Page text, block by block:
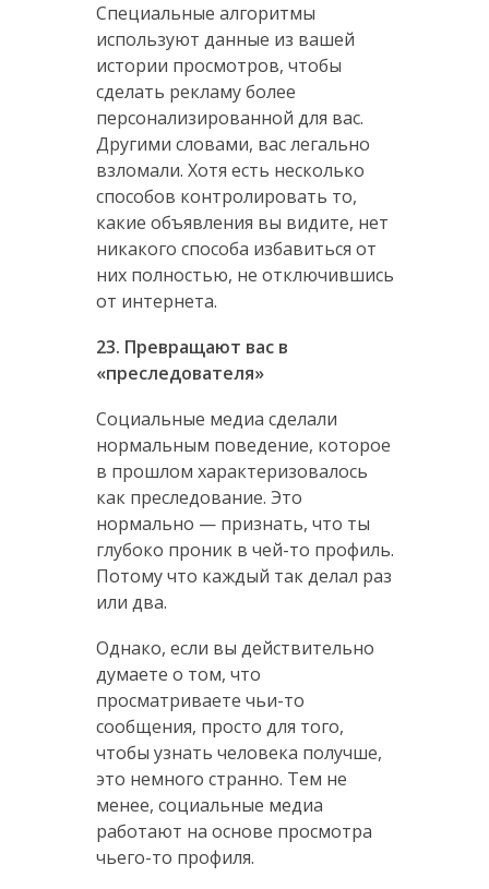
Специальные алгоритмы
используют данные из вашей
истории просмотров, чтобы
сделать рекламу более
персонализированной для вас.
Другими словами, вас легально
взломали. Хотя есть несколько
способов контролировать то,
какие объявления вы видите, нет
никакого способа избавиться от
них полностью, не отключившись
от интернета.
23. Превращают вас в
«преследователя»
Социальные медиа сделали
нормальным поведение, которое
в прошлом характеризовалось
как преследование. Это
нормально — признать, что ты
глубоко проник в чей-то профиль.
Потому что каждый так делал раз
или два.
Однако, если вы действительно
думаете о том, что
просматриваете чьи-то
сообщения, просто для того,
чтобы узнать человека получше,
это немного странно. Тем не
менее, социальные медиа
работают на основе просмотра
чьего-то профиля.